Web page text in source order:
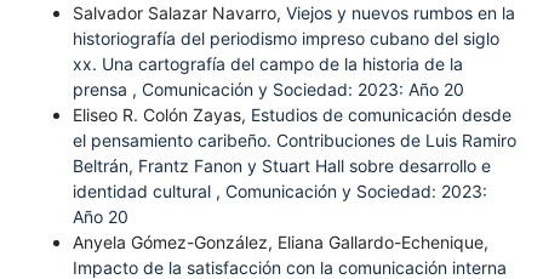
Salvador Salazar Navarro, Viejos y nuevos rumbos en la
historiografía del periodismo impreso cubano del siglo
xx. Una cartografía del campo de la historia de la
prensa , Comunicación y Sociedad: 2023: Año 20
Eliseo R. Colón Zayas, Estudios de comunicación desde
el pensamiento caribeño. Contribuciones de Luis Ramiro
Beltrán, Frantz Fanon y Stuart Hall sobre desarrollo e
identidad cultural , Comunicación y Sociedad: 2023:
Año 20
Anyela Gómez-González, Eliana Gallardo-Echenique,
Impacto de la satisfacción con la comunicación interna